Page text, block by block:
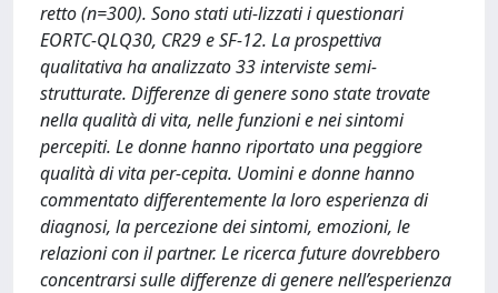
retto (n=300). Sono stati uti-lizzati i questionari
EORTC-QLQ30, CR29 e SF-12. La prospettiva
qualitativa ha analizzato 33 interviste semi-
strutturate. Differenze di genere sono state trovate
nella qualità di vita, nelle funzioni e nei sintomi
percepiti. Le donne hanno riportato una peggiore
qualità di vita per-cepita. Uomini e donne hanno
commentato differentemente la loro esperienza di
diagnosi, la percezione dei sintomi, emozioni, le
relazioni con il partner. Le ricerca future dovrebbero
concentrarsi sulle differenze di genere nell’esperienza